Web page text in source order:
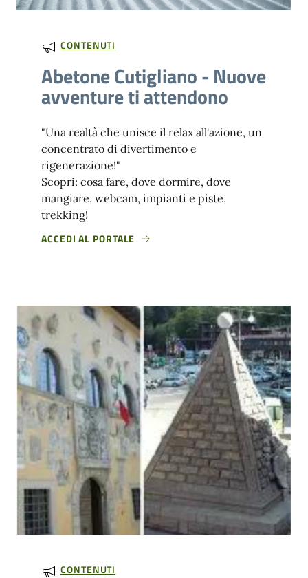
CONTENUTI
Abetone Cutigliano - Nuove
avventure ti attendono
"Una realtà che unisce il relax all'azione, un
concentrato di divertimento e
rigenerazione!"
Scopri: cosa fare, dove dormire, dove
mangiare, webcam, impianti e piste,
trekking!
ACCEDI AL PORTALE
CONTENUTI